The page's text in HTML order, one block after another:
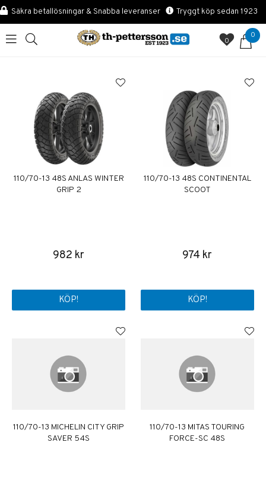
Säkra betallösningar & Snabba leveranser Tryggt köp sedan 1923
0
0
110/70-13 48S ANLAS WINTER
GRIP 2
982 kr
KÖP!
110/70-13 48S CONTINENTAL
SCOOT
974 kr
KÖP!
110/70-13 MICHELIN CITY GRIP
SAVER 54S
110/70-13 MITAS TOURING
FORCE-SC 48S